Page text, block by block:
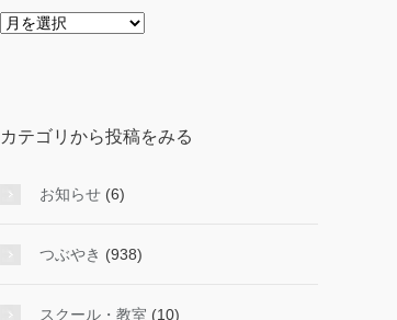
年
稿
み
カテゴリから投稿をみる
お知らせ (6)
つぶやき (938)
スクール・教室 (10)